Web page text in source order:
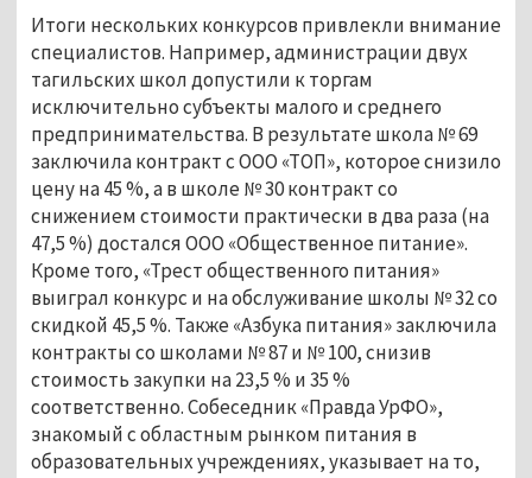
Итоги нескольких конкурсов привлекли внимание
специалистов. Например, администрации двух
тагильских школ допустили к торгам
исключительно субъекты малого и среднего
предпринимательства. В результате школа № 69
заключила контракт с ООО «ТОП», которое снизило
цену на 45 %, а в школе № 30 контракт со
снижением стоимости практически в два раза (на
47,5 %) достался ООО «Общественное питание».
Кроме того, «Трест общественного питания»
выиграл конкурс и на обслуживание школы № 32 со
скидкой 45,5 %. Также «Азбука питания» заключила
контракты со школами № 87 и № 100, снизив
стоимость закупки на 23,5 % и 35 %
соответственно. Собеседник «Правда УрФО»,
знакомый с областным рынком питания в
образовательных учреждениях, указывает на то,